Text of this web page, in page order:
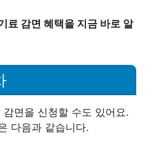
료 감면 혜택을 지금 바로 알
면을 신청할 수도 있어요.
다음과 같습니다.